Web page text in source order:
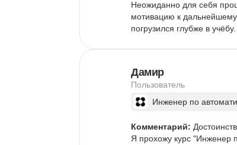
Неожиданно для себя
мотивацию к
погрузился глубже в учёбу.
Дамир
Пользователь
Инженер по
Комментарий:
Я прохожу курс "Инженер